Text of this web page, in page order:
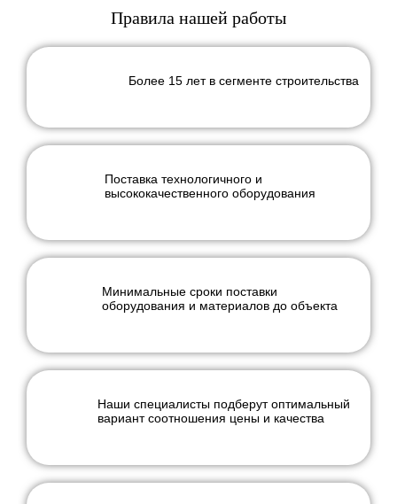
Правила нашей работы
Более 15 лет в сегменте строительства
Поставка технологичного и
высококачественного оборудования
Минимальные сроки поставки
оборудования и материалов до объекта
Наши специалисты подберут оптимальный
вариант соотношения цены и качества